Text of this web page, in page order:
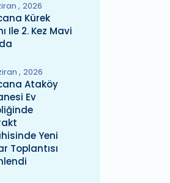
2026
Kürek
Ile 2. Kez Mavi
2026
Ataköy
Ev
Yeni
Toplantısı